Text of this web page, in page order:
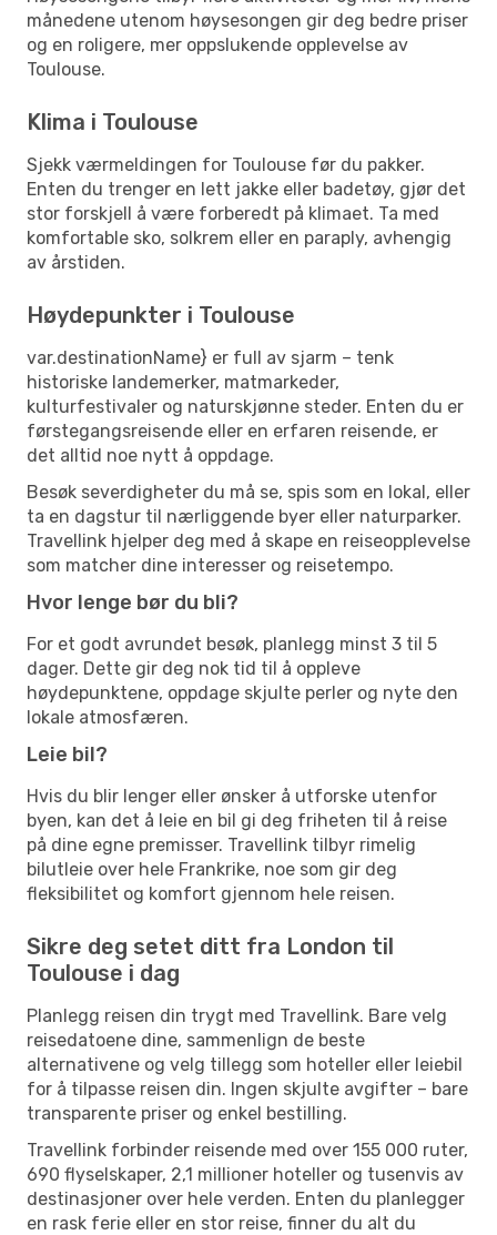
månedene utenom høysesongen gir deg bedre priser
og en roligere, mer oppslukende opplevelse av
Toulouse.
Klima i Toulouse
Sjekk værmeldingen for Toulouse før du pakker.
Enten du trenger en lett jakke eller badetøy, gjør det
stor forskjell å være forberedt på klimaet. Ta med
komfortable sko, solkrem eller en paraply, avhengig
av årstiden.
Høydepunkter i Toulouse
var.destinationName} er full av sjarm – tenk
historiske landemerker, matmarkeder,
kulturfestivaler og naturskjønne steder. Enten du er
førstegangsreisende eller en erfaren reisende, er
det alltid noe nytt å oppdage.
Besøk severdigheter du må se, spis som en lokal, eller
ta en dagstur til nærliggende byer eller naturparker.
Travellink hjelper deg med å skape en reiseopplevelse
som matcher dine interesser og reisetempo.
Hvor lenge bør du bli?
For et godt avrundet besøk, planlegg minst 3 til 5
dager. Dette gir deg nok tid til å oppleve
høydepunktene, oppdage skjulte perler og nyte den
lokale atmosfæren.
Leie bil?
Hvis du blir lenger eller ønsker å utforske utenfor
byen, kan det å leie en bil gi deg friheten til å reise
på dine egne premisser. Travellink tilbyr rimelig
bilutleie over hele Frankrike, noe som gir deg
fleksibilitet og komfort gjennom hele reisen.
Sikre deg setet ditt fra London til
Toulouse i dag
Planlegg reisen din trygt med Travellink. Bare velg
reisedatoene dine, sammenlign de beste
alternativene og velg tillegg som hoteller eller leiebil
for å tilpasse reisen din. Ingen skjulte avgifter – bare
transparente priser og enkel bestilling.
Travellink forbinder reisende med over 155 000 ruter,
690 flyselskaper, 2,1 millioner hoteller og tusenvis av
destinasjoner over hele verden. Enten du planlegger
en rask ferie eller en stor reise, finner du alt du